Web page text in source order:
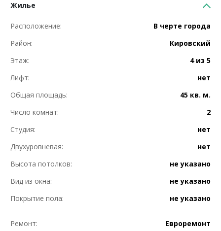
Жилье
Расположение:
В черте города
Район:
Кировский
Этаж:
4 из 5
Лифт:
нет
Общая площадь:
45 кв. м.
Число комнат:
2
Студия:
нет
Двухуровневая:
нет
Высота потолков:
не указано
Вид из окна:
не указано
Покрытие пола:
не указано
Ремонт:
Евроремонт